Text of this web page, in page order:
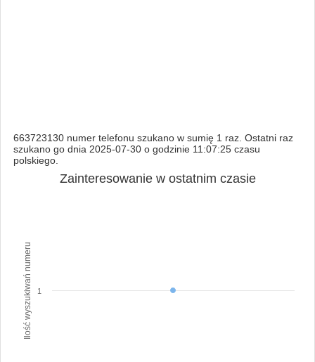
663723130 numer telefonu szukano w sumię 1 raz. Ostatni raz
szukano go dnia 2025-07-30 o godzinie 11:07:25 czasu
polskiego.
Ilość wyszukiwań numeru
Zainteresowanie w ostatnim czasie
1